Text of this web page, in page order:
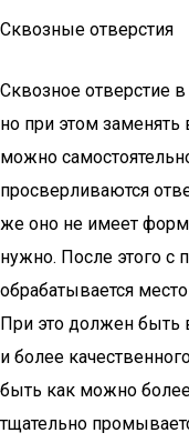
Сквозные отверстия
Сквозное отверстие
но при этом заменять
можно
просверливаются
же оно не имеет
нужно. После этого
обрабатывается
При это должен быть
и более
быть как можно
тщательно